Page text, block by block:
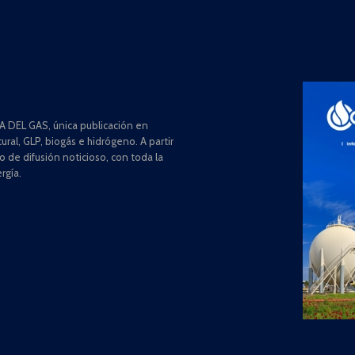
DEL GAS, única publicación en
GLP, biogás e hidrógeno. A partir
de difusión noticioso, con toda la